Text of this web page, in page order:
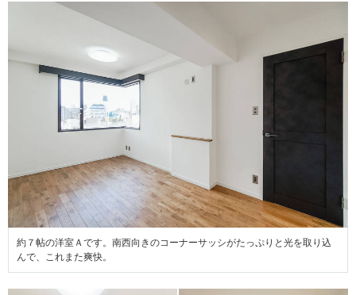
約７帖の洋室Ａです。南西向きのコーナーサッシがたっぷりと光を取り込
んで、これまた爽快。